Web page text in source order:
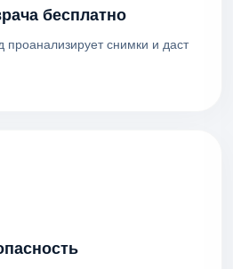
бесплатно
проанализирует снимки и даст